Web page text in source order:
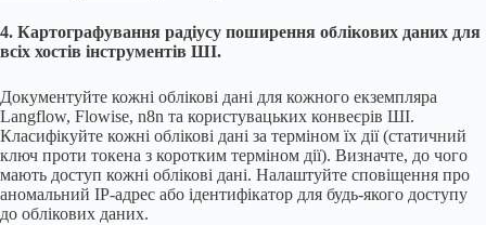
4. Картографування радіусу поширення облікових даних для
всіх хостів інструментів ШІ.
Документуйте кожні облікові дані для кожного екземпляра
Langflow, Flowise, n8n та користувацьких конвеєрів ШІ.
Класифікуйте кожні облікові дані за терміном їх дії (статичний
ключ проти токена з коротким терміном дії). Визначте, до чого
мають доступ кожні облікові дані. Налаштуйте сповіщення про
аномальний IP-адрес або ідентифікатор для будь-якого доступу
до облікових даних.